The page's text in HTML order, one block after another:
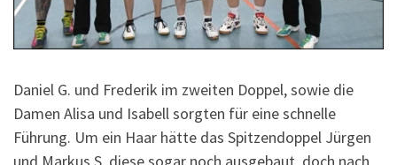
Daniel G. und Frederik im zweiten Doppel, sowie die
Damen Alisa und Isabell sorgten für eine schnelle
Führung. Um ein Haar hätte das Spitzendoppel Jürgen